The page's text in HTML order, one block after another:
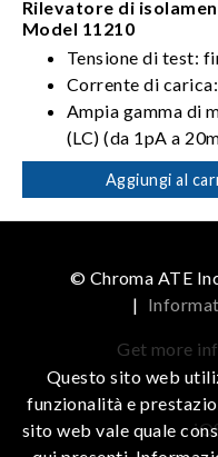
Rilevatore di
Model 11210
Tensione di test:
Corrente di
Ampia gamma di
(LC) (da 1pA a
Test automatico
misura-scarica
Aggiungi al
© Chroma ATE
|
Get more
Questo sito web
funzionalità e
sito web vale quale